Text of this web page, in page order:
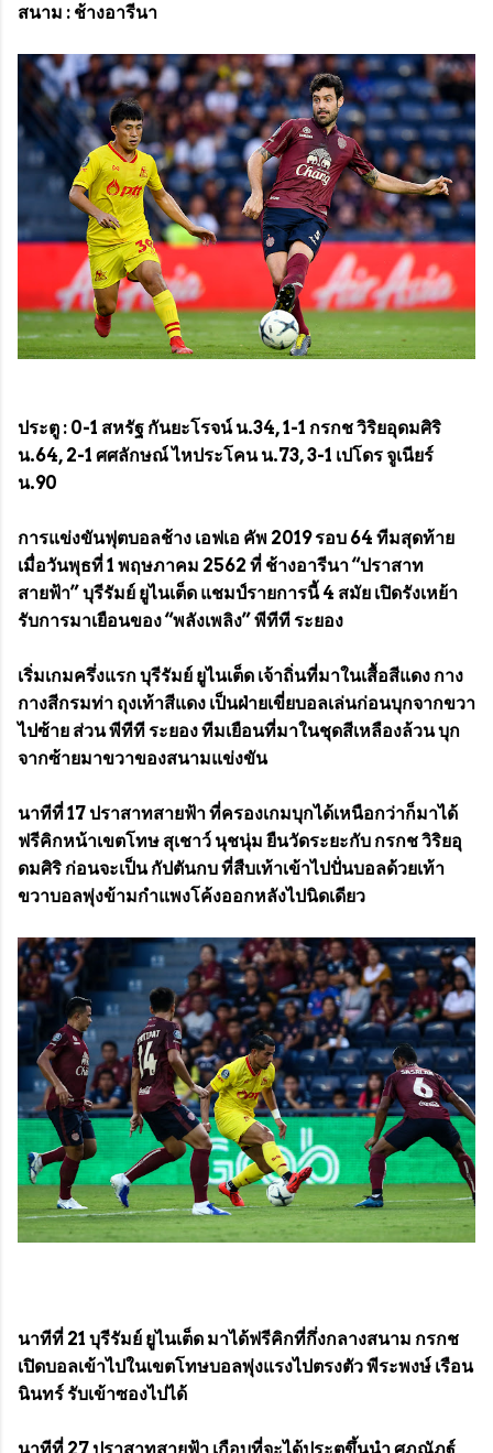
สนาม : ช้างอารีนา
ประตู : 0-1 สหรัฐ กันยะโรจน์ น.34, 1-1 กรกช วิริยอุดมศิริ
น.64, 2-1 ศศลักษณ์ ไหประโคน น.73, 3-1 เปโดร จูเนียร์
น.90
การแข่งขันฟุตบอลช้าง เอฟเอ คัพ 2019 รอบ 64 ทีมสุดท้าย
เมื่อวันพุธที่ 1 พฤษภาคม 2562 ที่ ช้างอารีนา “ปราสาท
สายฟ้า” บุรีรัมย์ ยูไนเต็ด แชมป์รายการนี้ 4 สมัย เปิดรังเหย้า
รับการมาเยือนของ “พลังเพลิง” พีทีที ระยอง
เริ่มเกมครึ่งแรก บุรีรัมย์ ยูไนเต็ด เจ้าถิ่นที่มาในเสื้อสีแดง กาง
กางสีกรมท่า ถุงเท้าสีแดง เป็นฝ่ายเขี่ยบอลเล่นก่อนบุกจากขวา
ไปซ้าย ส่วน พีทีที ระยอง ทีมเยือนที่มาในชุดสีเหลืองล้วน บุก
จากซ้ายมาขวาของสนามแข่งขัน
นาทีที่ 17 ปราสาทสายฟ้า ที่ครองเกมบุกได้เหนือกว่าก็มาได้
ฟรีคิกหน้าเขตโทษ สุเชาว์ นุชนุ่ม ยืนวัดระยะกับ กรกช วิริยอุ
ดมศิริ ก่อนจะเป็น กัปตันกบ ที่สืบเท้าเข้าไปปั่นบอลด้วยเท้า
ขวาบอลพุ่งข้ามกำแพงโค้งออกหลังไปนิดเดียว
นาทีที่ 21 บุรีรัมย์ ยูไนเต็ด มาได้ฟรีคิกที่กึ่งกลางสนาม กรกช
เปิดบอลเข้าไปในเขตโทษบอลพุ่งแรงไปตรงตัว พีระพงษ์ เรือน
นินทร์ รับเข้าซองไปได้